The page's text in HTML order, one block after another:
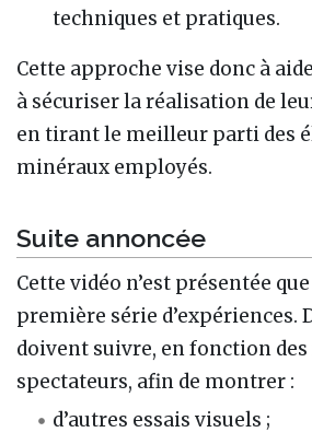
techniques et pratiques.
Cette approche vise donc à
à sécuriser la réalisation de
en tirant le meilleur parti des
minéraux employés.
Suite annoncée
Cette vidéo n’est présentée
première série d’expériences.
doivent suivre, en fonction des
spectateurs, afin de montrer :
d’autres essais visuels ;